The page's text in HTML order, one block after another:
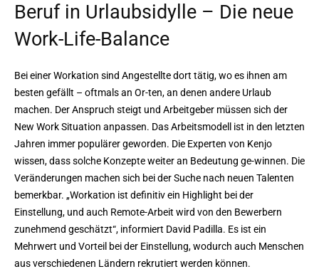
Beruf in Urlaubsidylle – Die neue
Work-Life-Balance
Bei einer Workation sind Angestellte dort tätig, wo es ihnen am
besten gefällt – oftmals an Or-ten, an denen andere Urlaub
machen. Der Anspruch steigt und Arbeitgeber müssen sich der
New Work Situation anpassen. Das Arbeitsmodell ist in den letzten
Jahren immer populärer geworden. Die Experten von Kenjo
wissen, dass solche Konzepte weiter an Bedeutung ge-winnen. Die
Veränderungen machen sich bei der Suche nach neuen Talenten
bemerkbar. „Workation ist definitiv ein Highlight bei der
Einstellung, und auch Remote-Arbeit wird von den Bewerbern
zunehmend geschätzt“, informiert David Padilla. Es ist ein
Mehrwert und Vorteil bei der Einstellung, wodurch auch Menschen
aus verschiedenen Ländern rekrutiert werden können.